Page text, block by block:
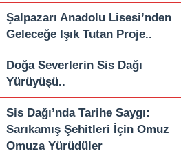
Şalpazarı Anadolu Lisesi’nden
Geleceğe Işık Tutan Proje..
Doğa Severlerin Sis Dağı
Yürüyüşü..
Sis Dağı’nda Tarihe Saygı:
Sarıkamış Şehitleri İçin Omuz
Omuza Yürüdüler